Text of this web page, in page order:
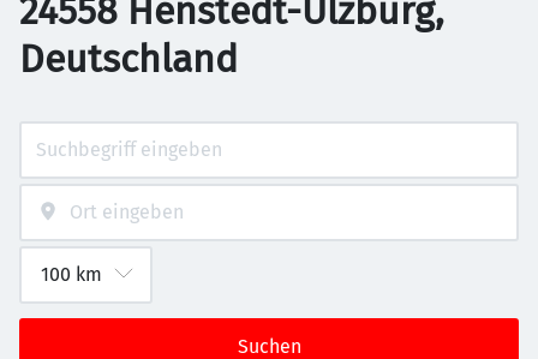
24558 Henstedt-Ulzburg,
Deutschland
Suchen